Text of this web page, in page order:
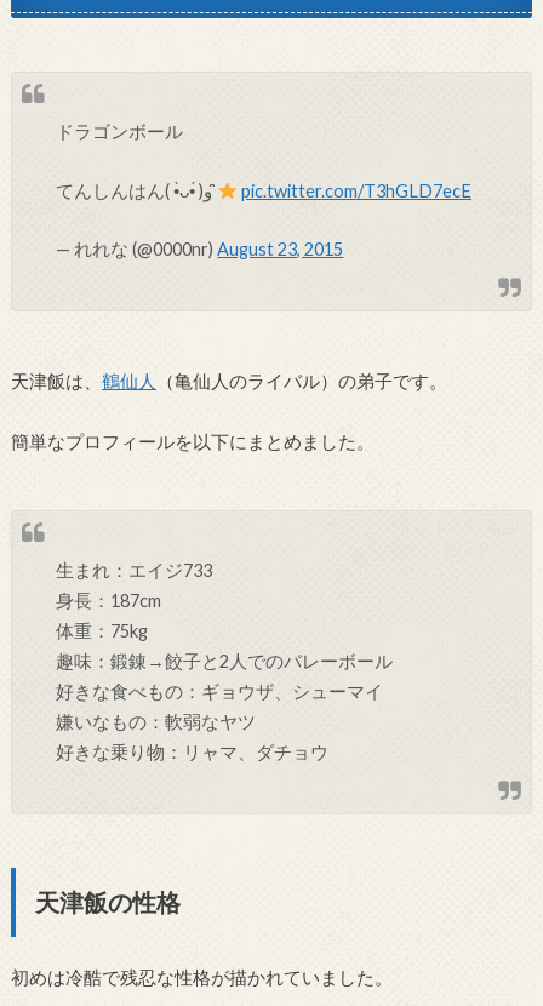
ドラゴンボール
てんしんはん( •̀ᴗ•́ )و ̑̑ pic.twitter.com/T3hGLD7ecE
— れれな (@0000nr)August 23, 2015
天津飯は、 鶴仙人 （亀仙人のライバル）の弟子です。
簡単なプロフィールを以下にまとめました。
生まれ：エイジ733
身長：187cm
体重：75kg
趣味：鍛錬→餃子と2人でのバレーボール
好きな食べもの：ギョウザ、シューマイ
嫌いなもの：軟弱なヤツ
好きな乗り物：リャマ、ダチョウ
天津飯の性格
初めは冷酷で残忍な性格が描かれていました。